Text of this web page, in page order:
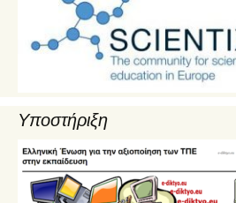
Υποστήριξη